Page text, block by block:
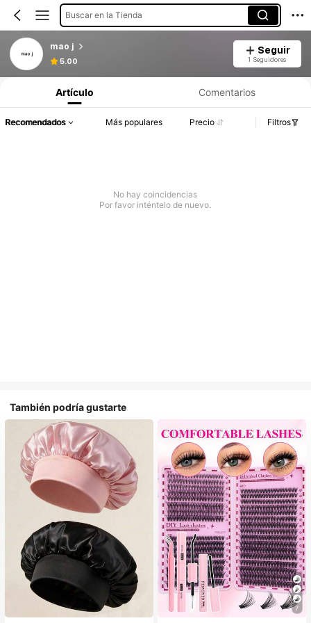
Buscar en la Tienda
mao j
5.00
Seguir
1 Seguidores
Artículo Comentarios
Recomendados Más populares Precio Filtros
No hay coincidencias
Por favor inténtelo de nuevo.
También podría gustarte
#1 Más vendidos
en Multicolor Gorros para el pelo para mujer
Establecido hace 1 año
7